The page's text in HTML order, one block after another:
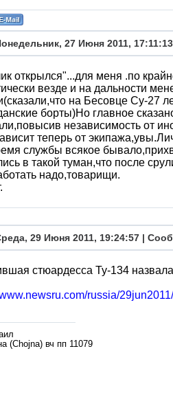
27 Июня 2011,
открылся"...для меня .по
везде и на дальности
на Бесовце Су-27
борты)Но главное
независимость от
теперь от
службы всякое
в такой туман,что после
надо,товарищи.
29 Июня 2011, 19:24:57 |
стюардесса Ту-134
russia/
(Chojna) вч пп 11079